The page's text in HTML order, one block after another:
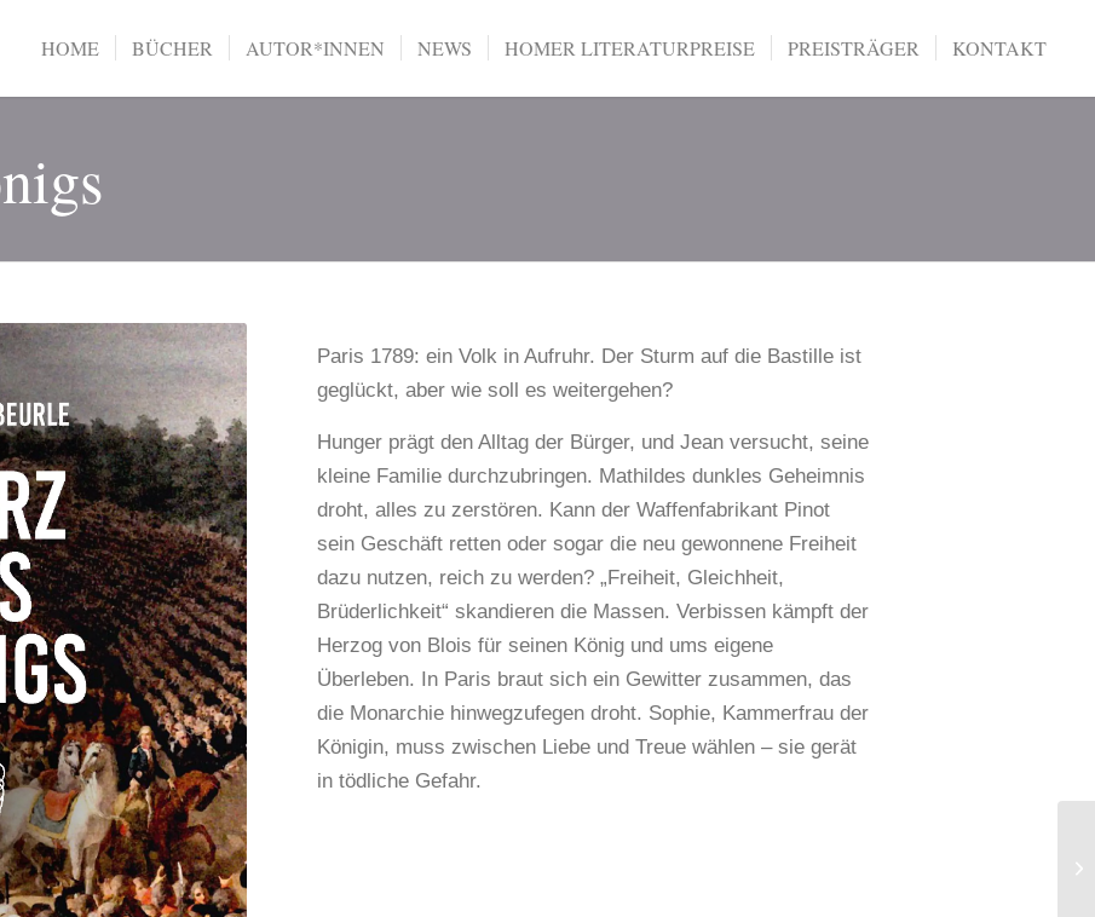
HOME BÜCHER AUTOR*INNEN NEWS HOMER LITERATURPREISE PREISTRÄGER KONTAKT
Paris 1789: ein Volk in Aufruhr. Der Sturm auf die Bastille ist
geglückt, aber wie soll es weitergehen?
Hunger prägt den Alltag der Bürger, und Jean versucht, seine
kleine Familie durchzubringen. Mathildes dunkles Geheimnis
droht, alles zu zerstören. Kann der Waffenfabrikant Pinot
sein Geschäft retten oder sogar die neu gewonnene Freiheit
dazu nutzen, reich zu werden? „Freiheit, Gleichheit,
Brüderlichkeit“ skandieren die Massen. Verbissen kämpft der
Herzog von Blois für seinen König und ums eigene
Überleben. In Paris braut sich ein Gewitter zusammen, das
die Monarchie hinwegzufegen droht. Sophie, Kammerfrau der
Königin, muss zwischen Liebe und Treue wählen – sie gerät
in tödliche Gefahr.